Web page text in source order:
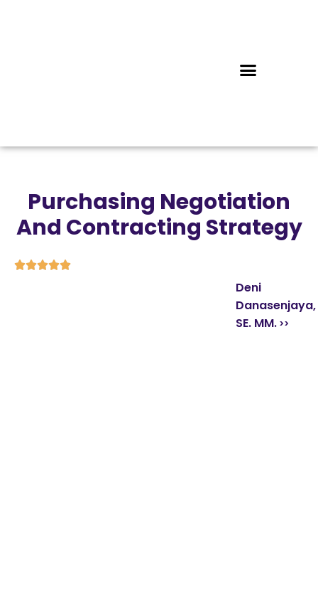
Purchasing Negotiation
And Contracting Strategy

Deni
Danasenjaya,
SE. MM.